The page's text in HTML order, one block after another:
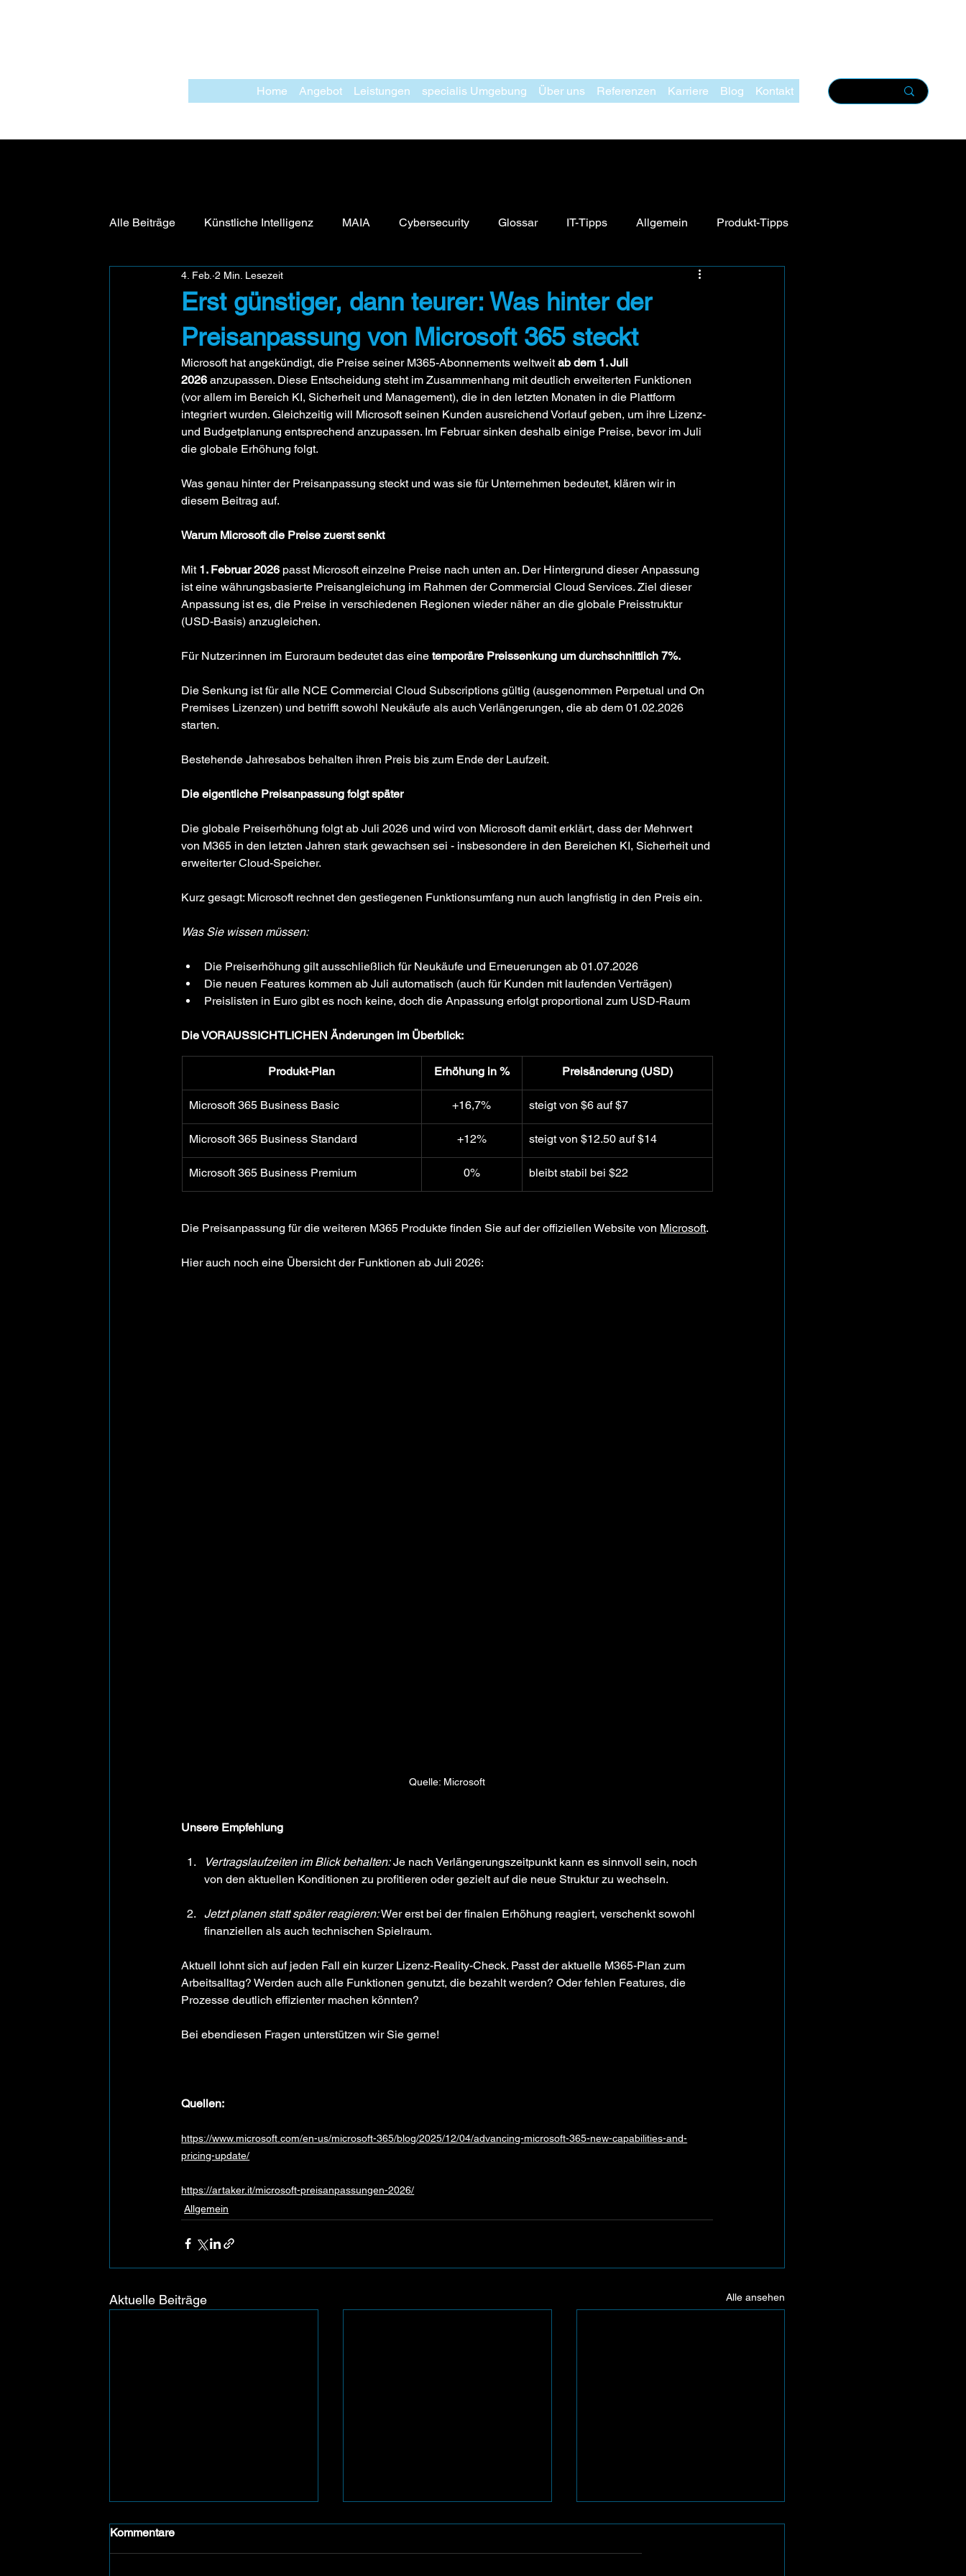
Home Angebot Leistungen specialis Umgebung Über uns Referenzen Karriere Blog Kontakt
Alle Beiträge Künstliche Intelligenz MAIA Cybersecurity Glossar IT-Tipps Allgemein Produkt-Tipps
Erst günstiger, dann teurer: Was hinter der
Preisanpassung von Microsoft 365 steckt
4. Feb. 2 Min. Lesezeit
Microsoft hat angekündigt, die Preise seiner M365-Abonnements weltweit ab dem 1. Juli
2026 anzupassen. Diese Entscheidung steht im Zusammenhang mit deutlich erweiterten Funktionen
(vor allem im Bereich KI, Sicherheit und Management), die in den letzten Monaten in die Plattform
integriert wurden. Gleichzeitig will Microsoft seinen Kunden ausreichend Vorlauf geben, um ihre Lizenz-
und Budgetplanung entsprechend anzupassen. Im Februar sinken deshalb einige Preise, bevor im Juli
die globale Erhöhung folgt.
Was genau hinter der Preisanpassung steckt und was sie für Unternehmen bedeutet, klären wir in
diesem Beitrag auf.
Warum Microsoft die Preise zuerst senkt
Mit 1. Februar 2026 passt Microsoft einzelne Preise nach unten an. Der Hintergrund dieser Anpassung
ist eine währungsbasierte Preisangleichung im Rahmen der Commercial Cloud Services. Ziel dieser
Anpassung ist es, die Preise in verschiedenen Regionen wieder näher an die globale Preisstruktur
(USD-Basis) anzugleichen.
Für Nutzer:innen im Euroraum bedeutet das eine temporäre Preissenkung um durchschnittlich 7%.
Die Senkung ist für alle NCE Commercial Cloud Subscriptions gültig (ausgenommen Perpetual und On
Premises Lizenzen) und betrifft sowohl Neukäufe als auch Verlängerungen, die ab dem 01.02.2026
starten.
Bestehende Jahresabos behalten ihren Preis bis zum Ende der Laufzeit.
Die eigentliche Preisanpassung folgt später
Die globale Preiserhöhung folgt ab Juli 2026 und wird von Microsoft damit erklärt, dass der Mehrwert
von M365 in den letzten Jahren stark gewachsen sei - insbesondere in den Bereichen KI, Sicherheit und
erweiterter Cloud-Speicher.
Kurz gesagt: Microsoft rechnet den gestiegenen Funktionsumfang nun auch langfristig in den Preis ein.
Was Sie wissen müssen:
Die Preiserhöhung gilt ausschließlich für Neukäufe und Erneuerungen ab 01.07.2026
Die neuen Features kommen ab Juli automatisch (auch für Kunden mit laufenden Verträgen)
Preislisten in Euro gibt es noch keine, doch die Anpassung erfolgt proportional zum USD-Raum
Die VORAUSSICHTLICHEN Änderungen im Überblick:
Produkt-Plan Erhöhung in % Preisänderung (USD)
Microsoft 365 Business Basic +16,7%
Microsoft 365 Business Standard +12%
Microsoft 365 Business Premium 0% bleibt stabil bei $22
Die Preisanpassung für die weiteren M365 Produkte finden Sie auf der offiziellen Website von Microsoft.
Hier auch noch eine Übersicht der Funktionen ab Juli 2026:
Quelle: Microsoft
Unsere Empfehlung
Vertragslaufzeiten im Blick behalten: Je nach Verlängerungszeitpunkt kann es sinnvoll sein, noch
von den aktuellen Konditionen zu profitieren oder gezielt auf die neue Struktur zu wechseln.
Jetzt planen statt später reagieren: Wer erst bei der finalen Erhöhung reagiert, verschenkt sowohl
finanziellen als auch technischen Spielraum.
Aktuell lohnt sich auf jeden Fall ein kurzer Lizenz-Reality-Check. Passt der aktuelle M365-Plan zum
Arbeitsalltag? Werden auch alle Funktionen genutzt, die bezahlt werden? Oder fehlen Features, die
Prozesse deutlich effizienter machen könnten?
Bei ebendiesen Fragen unterstützen wir Sie gerne!
Quellen:
https://www.microsoft.com/en-us/microsoft-365/blog/2025/12/04/advancing-microsoft-365-new-capabilities-and-
pricing-update/
https://artaker.it/microsoft-preisanpassungen-2026/
Allgemein
Aktuelle Beiträge Alle ansehen
Kommentare